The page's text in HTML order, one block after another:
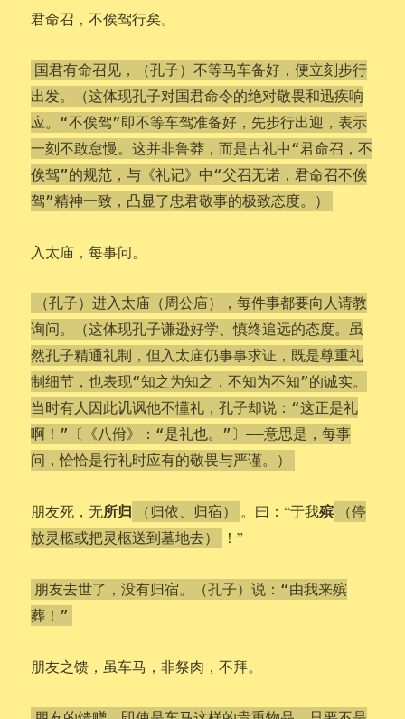
君命召，不俟驾行矣。
国君有命召见，（孔子）不等马车备好，便立刻步行
出发。（这体现孔子对国君命令的绝对敬畏和迅疾响
应。“不俟驾”即不等车驾准备好，先步行出迎，表示
一刻不敢怠慢。这并非鲁莽，而是古礼中“君命召，不
俟驾”的规范，与《礼记》中“父召无诺，君命召不俟
驾”精神一致，凸显了忠君敬事的极致态度。）
入太庙，每事问。
（孔子）进入太庙（周公庙），每件事都要向人请教
询问。（这体现孔子谦逊好学、慎终追远的态度。虽
然孔子精通礼制，但入太庙仍事事求证，既是尊重礼
制细节，也表现“知之为知之，不知为不知”的诚实。
当时有人因此讥讽他不懂礼，孔子却说：“这正是礼
啊！”〔《八佾》：“是礼也。”〕——意思是，每事
问，恰恰是行礼时应有的敬畏与严谨。）
朋友死，无所归 （归依、归宿） 。曰：“于我殡
（停
放灵柩或把灵柩送到墓地去）
！”
朋友去世了，没有归宿。（孔子）说：“由我来殡
葬！”
朋友之馈，虽车马，非祭肉，不拜。